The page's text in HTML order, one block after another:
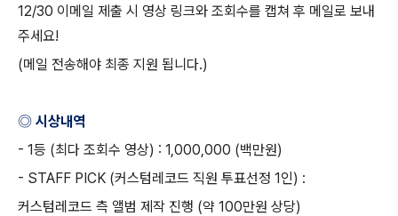
12/30 이메일 제출 시 영상 링크와 조회수를 캡쳐 후 메일로 보내
주세요!
(메일 전송해야 최종 지원 됩니다.)
◎ 시상내역
- 1등 (최다 조회수 영상) : 1,000,000 (백만원)
- STAFF PICK (커스텀레코드 직원 투표선정 1인) :
커스텀레코드 측 앨범 제작 진행 (약 100만원 상당)